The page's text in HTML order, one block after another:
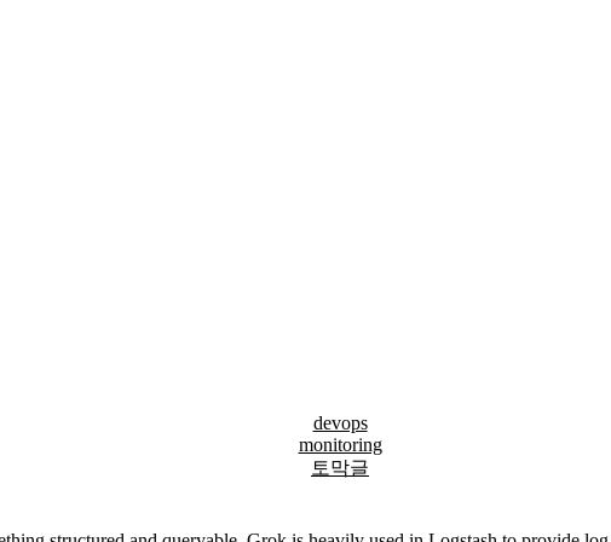
devops
monitoring
토막글